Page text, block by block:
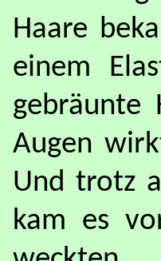
Haare
einem
gebräunte
Augen
Und trotz
kam es